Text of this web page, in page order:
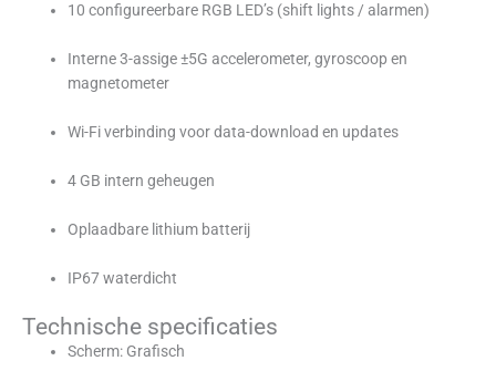
10 configureerbare RGB LED’s (shift lights / alarmen)
Interne 3-assige ±5G accelerometer, gyroscoop en
magnetometer
Wi-Fi verbinding voor data-download en updates
4 GB intern geheugen
Oplaadbare lithium batterij
IP67 waterdicht
Technische specificaties
Scherm: Grafisch